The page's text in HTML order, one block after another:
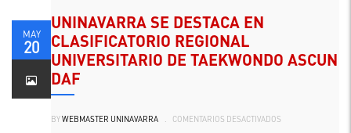
MAY
20
UNINAVARRA SE DESTACA EN
CLASIFICATORIO REGIONAL
UNIVERSITARIO DE TAEKWONDO ASCUN
DAF
BYWEBMASTER UNINAVARRA COMENTARIOS DESACTIVADOS